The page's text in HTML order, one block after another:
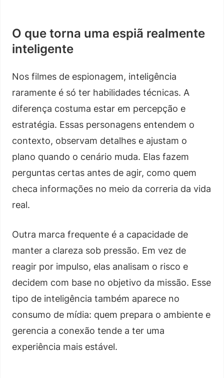
O que torna uma espiã realmente
inteligente
Nos filmes de espionagem, inteligência
raramente é só ter habilidades técnicas. A
diferença costuma estar em percepção e
estratégia. Essas personagens entendem o
contexto, observam detalhes e ajustam o
plano quando o cenário muda. Elas fazem
perguntas certas antes de agir, como quem
checa informações no meio da correria da vida
real.
Outra marca frequente é a capacidade de
manter a clareza sob pressão. Em vez de
reagir por impulso, elas analisam o risco e
decidem com base no objetivo da missão. Esse
tipo de inteligência também aparece no
consumo de mídia: quem prepara o ambiente e
gerencia a conexão tende a ter uma
experiência mais estável.